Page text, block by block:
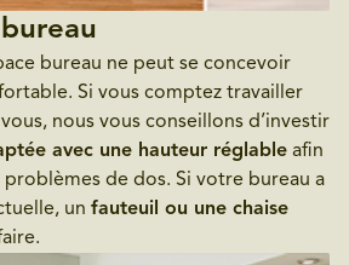
bureau ne peut se concevoir
Si vous comptez travailler
nous vous conseillons d’investir
avec une hauteur réglable afin
problèmes de dos. Si votre bureau a
un fauteuil ou une chaise